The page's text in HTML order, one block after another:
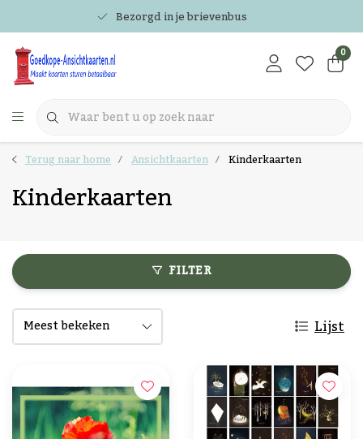
Bezorgd in je brievenbus
0
Terug naar home Ansichtkaarten Kinderkaarten
Kinderkaarten
FILTER
Lijst